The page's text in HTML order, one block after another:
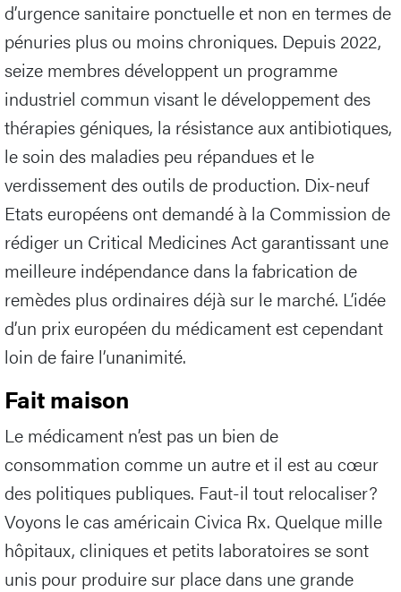
d’urgence sanitaire ponctuelle et non en termes de
pénuries plus ou moins chroniques. Depuis 2022,
seize membres développent un programme
industriel commun visant le développement des
thérapies géniques, la résistance aux antibiotiques,
le soin des maladies peu répandues et le
verdissement des outils de production. Dix-neuf
Etats européens ont demandé à la Commission de
rédiger un Critical Medicines Act garantissant une
meilleure indépendance dans la fabrication de
remèdes plus ordinaires déjà sur le marché. L’idée
d’un prix européen du médicament est cependant
loin de faire l’unanimité.
Fait maison
Le médicament n’est pas un bien de
consommation comme un autre et il est au cœur
des politiques publiques. Faut-il tout relocaliser?
Voyons le cas américain Civica Rx. Quelque mille
hôpitaux, cliniques et petits laboratoires se sont
unis pour produire sur place dans une grande